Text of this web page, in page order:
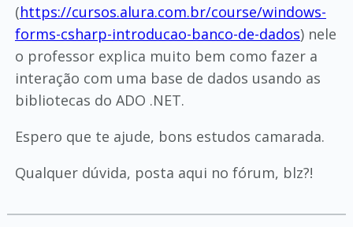
(https://cursos.alura.com.br/course/windows-
forms-csharp-introducao-banco-de-dados) nele
o professor explica muito bem como fazer a
interação com uma base de dados usando as
bibliotecas do ADO .NET.
Espero que te ajude, bons estudos camarada.
Qualquer dúvida, posta aqui no fórum, blz?!